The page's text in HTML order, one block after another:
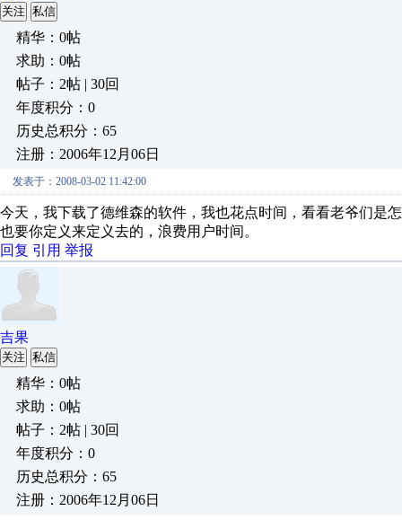
关注 私信
精华：0帖
求助：0帖
帖子：2帖 | 30回
年度积分：0
历史总积分：65
注册：2006年12月06日
发表于：2008-03-02 11:42:00
今天，我下载了德维森的软件，我也花点时间，看看老爷们是
也要你定义来定义去的，浪费用户时间。
回复 引用 举报
吉果
关注 私信
精华：0帖
求助：0帖
帖子：2帖 | 30回
年度积分：0
历史总积分：65
注册：2006年12月06日